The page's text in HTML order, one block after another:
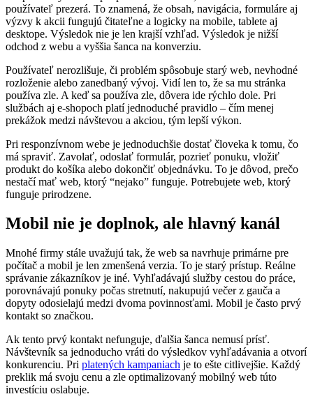
používateľ prezerá. To znamená, že obsah, navigácia, formuláre aj
výzvy k akcii fungujú čitateľne a logicky na mobile, tablete aj
desktope. Výsledok nie je len krajší vzhľad. Výsledok je nižší
odchod z webu a vyššia šanca na konverziu.
Používateľ nerozlišuje, či problém spôsobuje starý web, nevhodné
rozloženie alebo zanedbaný vývoj. Vidí len to, že sa mu stránka
používa zle. A keď sa používa zle, dôvera ide rýchlo dole. Pri
službách aj e-shopoch platí jednoduché pravidlo – čím menej
prekážok medzi návštevou a akciou, tým lepší výkon.
Pri responzívnom webe je jednoduchšie dostať človeka k tomu, čo
má spraviť. Zavolať, odoslať formulár, pozrieť ponuku, vložiť
produkt do košíka alebo dokončiť objednávku. To je dôvod, prečo
nestačí mať web, ktorý “nejako” funguje. Potrebujete web, ktorý
funguje prirodzene.
Mobil nie je doplnok, ale hlavný kanál
Mnohé firmy stále uvažujú tak, že web sa navrhuje primárne pre
počítač a mobil je len zmenšená verzia. To je starý prístup. Reálne
správanie zákazníkov je iné. Vyhľadávajú služby cestou do práce,
porovnávajú ponuky počas stretnutí, nakupujú večer z gauča a
dopyty odosielajú medzi dvoma povinnosťami. Mobil je často prvý
kontakt so značkou.
Ak tento prvý kontakt nefunguje, ďalšia šanca nemusí prísť.
Návštevník sa jednoducho vráti do výsledkov vyhľadávania a otvorí
konkurenciu. Pri platených kampaniach je to ešte citlivejšie. Každý
preklik má svoju cenu a zle optimalizovaný mobilný web túto
investíciu oslabuje.